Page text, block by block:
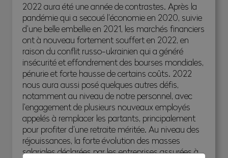
2022 aura été une année de contrastes. Après la
pandémie qui a secoué l’économie en 2020, suivie
d’une belle embellie en 2021, les marchés financiers
ont à nouveau fortement souffert en 2022, en
raison du conflit russo-ukrainien qui a généré
insécurité et effondrement des bourses mondiales,
pénurie et forte hausse de certains coûts. 2022
nous aura aussi posé quelques autres défis,
notamment au niveau de notre personnel, avec
l’engagement de plusieurs nouveaux employés
appelés à remplacer les partants, principalement
pour profiter d’une retraite méritée. Au niveau des
réjouissances, la forte évolution des masses
salariales déclarées par les entreprises assurées à